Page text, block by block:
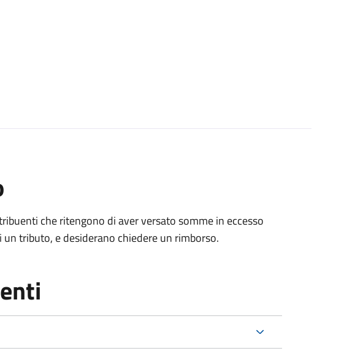
che ritengono di aver versato somme in eccesso
tributo, e desiderano chiedere un rimborso.